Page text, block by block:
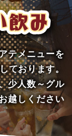
テメニューを
ております。
少人数～グル
越しください